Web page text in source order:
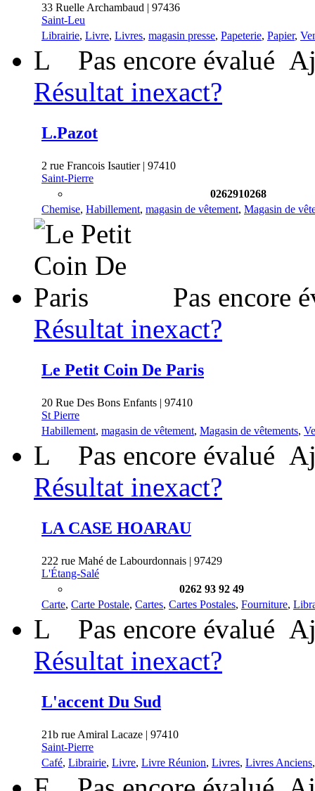
33 Ruelle Archambaud | 97436
Saint-Leu
Librairie, Livre, Livres, magasin presse, Papeterie, Papier,
L Pas encore évalué
Résultat inexact?
L.Pazot
2 rue Francois Isautier | 97410
Saint-Pierre
0262910268
Chemise, Habillement, magasin de vêtement, Magasin de
Pas encore
Résultat inexact?
Le Petit Coin De Paris
20 Rue Des Bons Enfants | 97410
St Pierre
Habillement, magasin de vêtement, Magasin de vêtements,
L Pas encore évalué
Résultat inexact?
LA CASE HOARAU
222 rue Mahé de Labourdonnais | 97429
L'Étang-Salé
0262 93 92 49
Carte, Carte Postale, Cartes, Cartes Postales, Fourniture,
L Pas encore évalué
Résultat inexact?
L'accent Du Sud
21b rue Amiral Lacaze | 97410
Saint-Pierre
Café, Librairie, Livre, Livre Réunion, Livres, Livres Anciens